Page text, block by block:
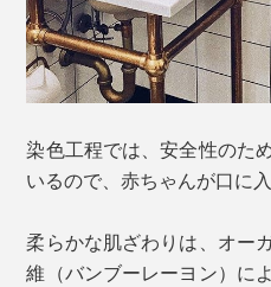
染色工程では、安全性のた
いるので、赤ちゃんが口に
柔らかな肌ざわりは、オー
維（バンブーレーヨン）に